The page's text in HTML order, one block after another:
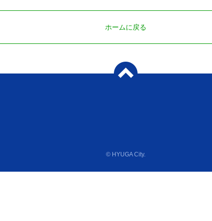
ホームに戻る
© HYUGA City.